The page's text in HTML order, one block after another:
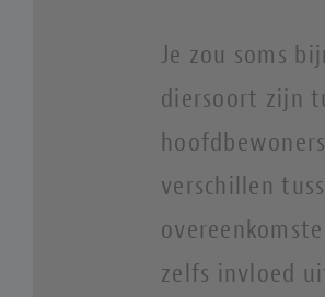
Je zou soms
diersoort zijn
verschillen
zelfs invloed